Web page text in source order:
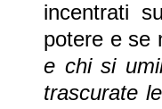
incentrati
potere e se
e chi si
trascurate